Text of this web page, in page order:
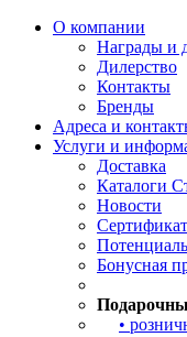
О компании
Награды и
Дилерство
Контакты
Бренды
Адреса и
Услуги и
Доставка
Каталоги
Новости
Бонусная
•